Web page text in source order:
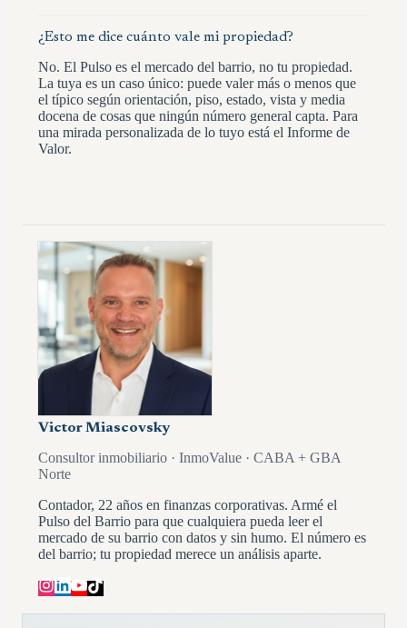
¿Esto me dice cuánto vale mi propiedad?
No. El Pulso es el mercado del barrio, no tu propiedad.
La tuya es un caso único: puede valer más o menos que
el típico según orientación, piso, estado, vista y media
docena de cosas que ningún número general capta. Para
una mirada personalizada de lo tuyo está el Informe de
Valor.
Victor Miascovsky
Consultor inmobiliario · InmoValue · CABA + GBA
Norte
Contador, 22 años en finanzas corporativas. Armé el
Pulso del Barrio para que cualquiera pueda leer el
mercado de su barrio con datos y sin humo. El número es
del barrio; tu propiedad merece un análisis aparte.